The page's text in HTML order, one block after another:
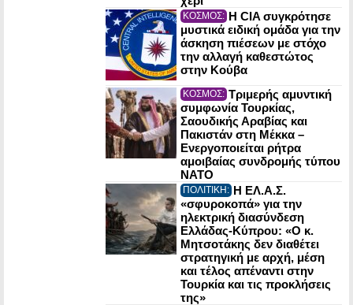
ΚΟΣΜΟΣ: Η CIA συγκρότησε
μυστικά ειδική ομάδα για την
άσκηση πιέσεων με στόχο
την αλλαγή καθεστώτος
στην Κούβα
ΚΟΣΜΟΣ: Τριμερής αμυντική
συμφωνία Τουρκίας,
Σαουδικής Αραβίας και
Πακιστάν στη Μέκκα –
Ενεργοποιείται ρήτρα
αμοιβαίας συνδρομής τύπου
NATO
ΠΟΛΙΤΙΚΗ: Η ΕΛ.Α.Σ.
«σφυροκοπά» για την
ηλεκτρική διασύνδεση
Ελλάδας-Κύπρου: «Ο κ.
Μητσοτάκης δεν διαθέτει
στρατηγική με αρχή, μέση
και τέλος απέναντι στην
Τουρκία και τις προκλήσεις
της»